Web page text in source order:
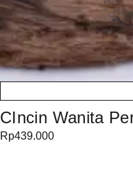
CIncin Wanita
Rp439.000